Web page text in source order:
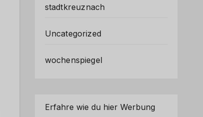
stadtkreuznach
Uncategorized
wochenspiegel
Erfahre wie du hier Werbung